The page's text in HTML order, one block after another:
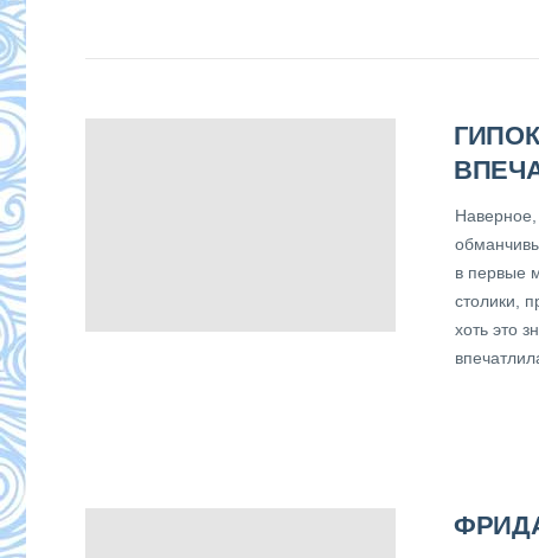
Наверное,
в первые
столики,
хоть это